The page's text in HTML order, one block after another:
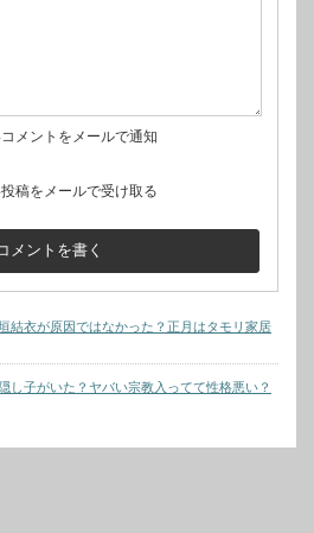
メントをメールで通知
稿をメールで受け取る
結衣が原因ではなかった？正月はタモリ家居
し子がいた？ヤバい宗教入ってて性格悪い？